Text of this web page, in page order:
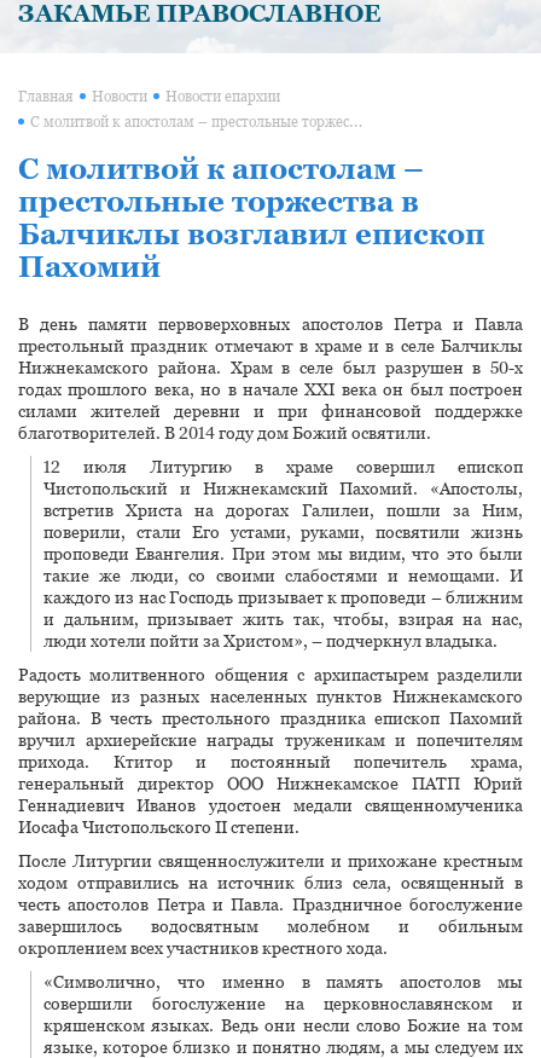
ЗАКАМЬЕ ПРАВОСЛАВНОЕ
Главная Новости Новости епархии
С молитвой к апостолам – престольные торжества в Балчиклы возглавил епископ Пахомий
С молитвой к апостолам –
престольные торжества в
Балчиклы возглавил епископ
Пахомий
В день памяти первоверховных апостолов Петра и Павла
престольный праздник отмечают в храме и в селе Балчиклы
Нижнекамского района. Храм в селе был разрушен в 50-х
годах прошлого века, но в начале XXI века он был построен
силами жителей деревни и при финансовой поддержке
благотворителей. В 2014 году дом Божий освятили.
12 июля Литургию в храме совершил епископ
Чистопольский и Нижнекамский Пахомий. «Апостолы,
встретив Христа на дорогах Галилеи, пошли за Ним,
поверили, стали Его устами, руками, посвятили жизнь
проповеди Евангелия. При этом мы видим, что это были
такие же люди, со своими слабостями и немощами. И
каждого из нас Господь призывает к проповеди – ближним
и дальним, призывает жить так, чтобы, взирая на нас,
люди хотели пойти за Христом», – подчеркнул владыка.
Радость молитвенного общения с архипастырем разделили
верующие из разных населенных пунктов Нижнекамского
района. В честь престольного праздника епископ Пахомий
вручил архиерейские награды труженикам и попечителям
прихода. Ктитор и постоянный попечитель храма,
генеральный директор ООО Нижнекамское ПАТП Юрий
Геннадиевич Иванов удостоен медали священномученика
Иосафа Чистопольского II степени.
После Литургии священнослужители и прихожане крестным
ходом отправились на источник близ села, освященный в
честь апостолов Петра и Павла. Праздничное богослужение
завершилось водосвятным молебном и обильным
окроплением всех участников крестного хода.
«Символично, что именно в память апостолов мы
совершили богослужение на церковнославянском и
кряшенском языках. Ведь они несли слово Божие на том
языке, которое близко и понятно людям, а мы следуем их